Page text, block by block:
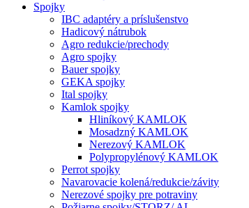
Spojky
IBC adaptéry a príslušenstvo
Hadicový nátrubok
Agro redukcie/prechody
Agro spojky
Bauer spojky
GEKA spojky
Ital spojky
Kamlok spojky
Hliníkový KAMLOK
Mosadzný KAMLOK
Nerezový KAMLOK
Polypropylénový KAMLOK
Perrot spojky
Navarovacie kolená/redukcie/závity
Nerezové spojky pre potraviny